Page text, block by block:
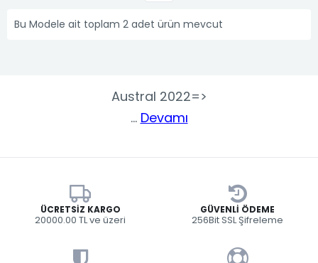
Bu Modele ait toplam 2 adet ürün mevcut
Austral 2022=>
... Devamı
ÜCRETSIZ KARGO
20000.00 TL ve üzeri
GÜVENLI ÖDEME
256Bit SSL Şifreleme